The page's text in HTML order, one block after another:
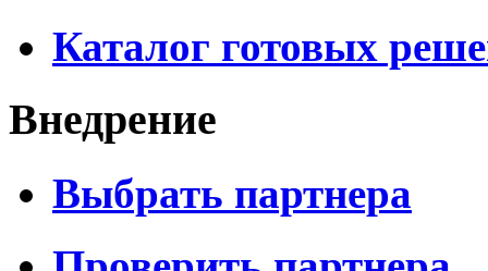
Каталог готовых
Внедрение
Выбрать партнера